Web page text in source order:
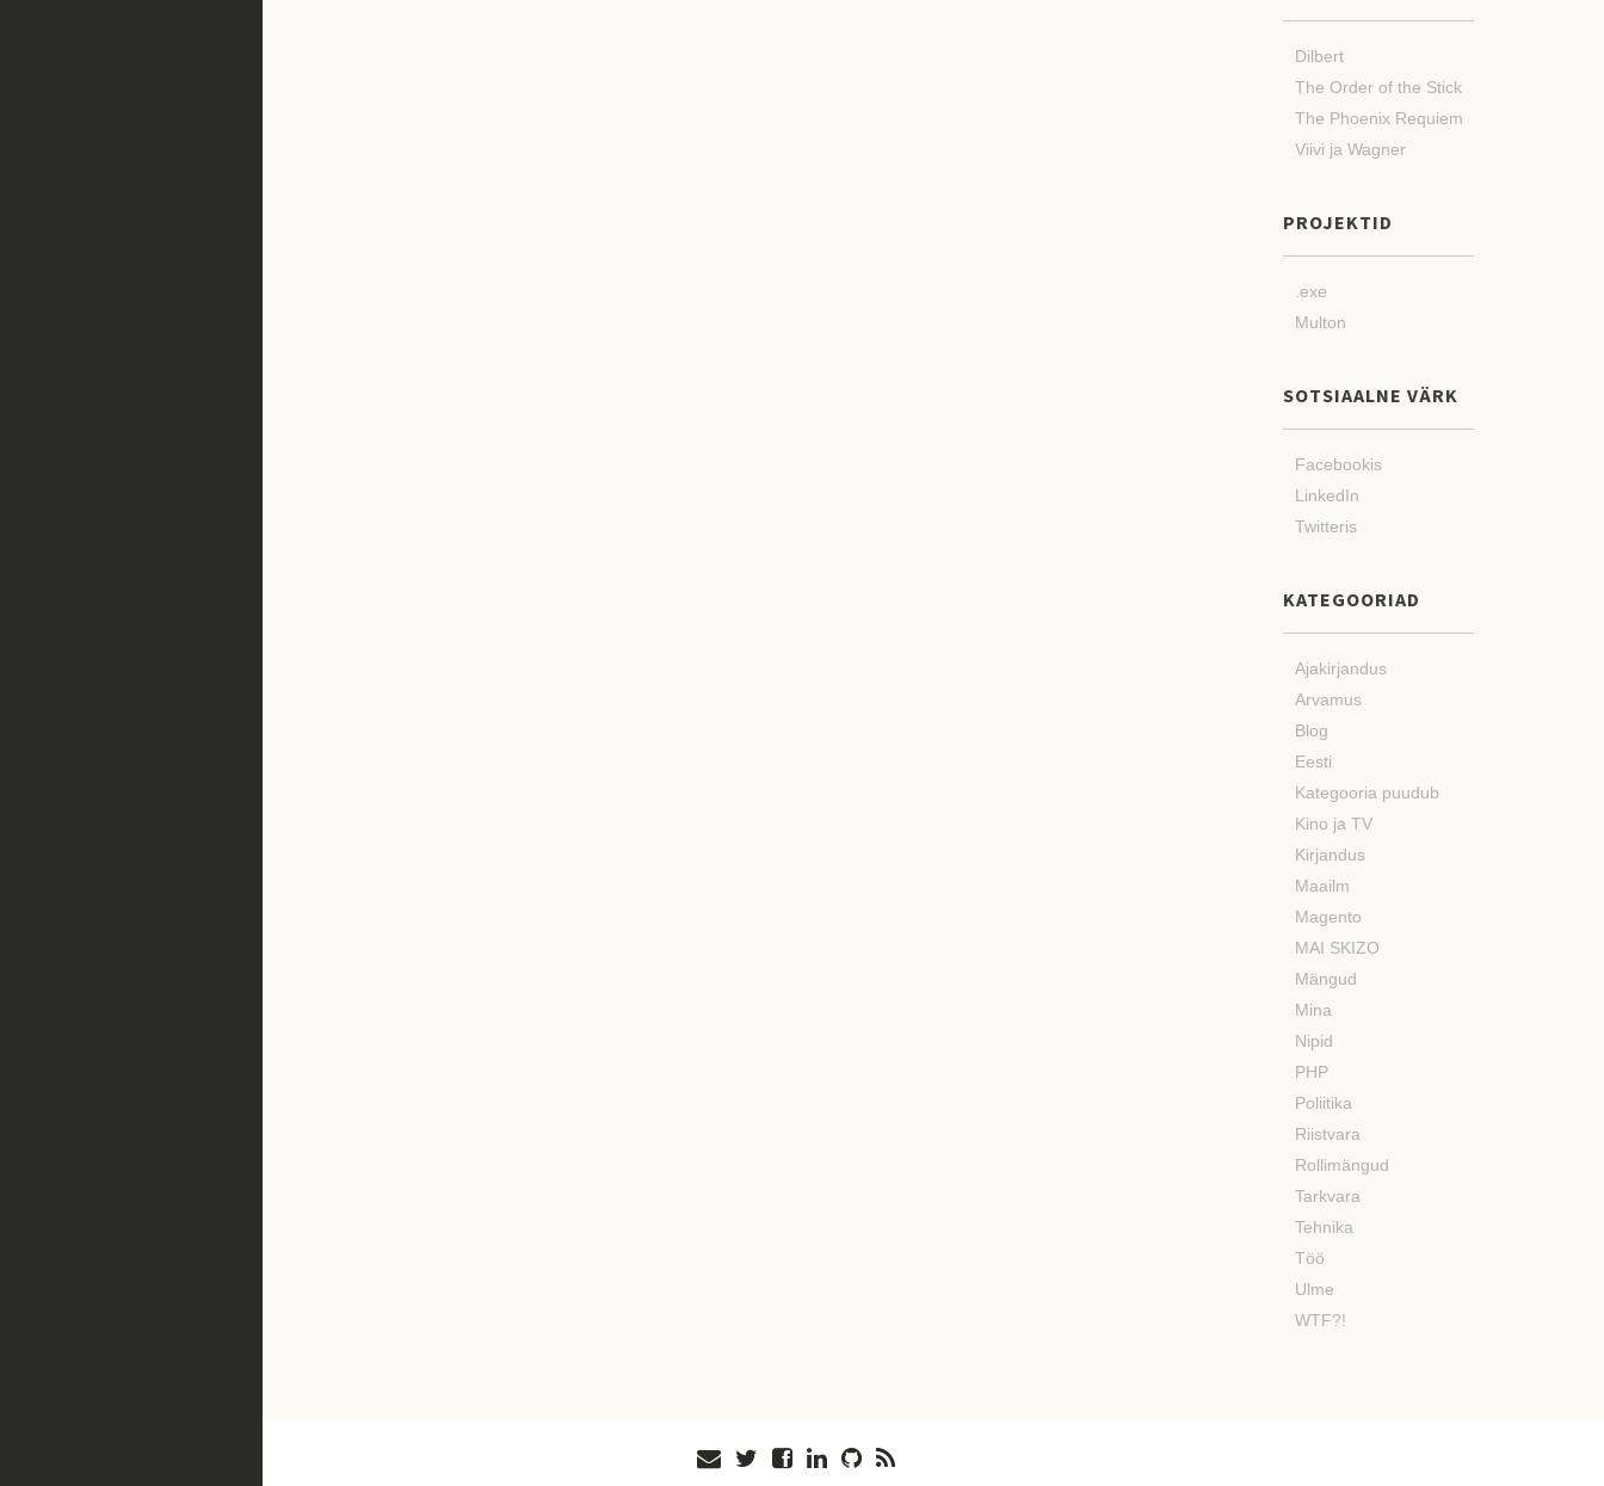
Dilbert
The Order of the Stick
The Phoenix Requiem
Viivi ja Wagner
PROJEKTID
.exe
Multon
SOTSIAALNE VÄRK
Facebookis
LinkedIn
Twitteris
KATEGOORIAD
Ajakirjandus
Arvamus
Blog
Eesti
Kategooria puudub
Kino ja TV
Kirjandus
Maailm
Magento
MAI SKIZO
Mängud
Mina
Nipid
PHP
Poliitika
Riistvara
Rollimängud
Tarkvara
Tehnika
Töö
Ulme
WTF?!